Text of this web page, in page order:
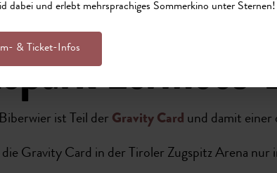
ist Teil der Gravity Card und damit einer
die Gravity Card in der Tiroler Zugspitz Arena
dabei und erlebt mehrsprachiges Sommerkino unter Sternen!
& Ticket-Infos